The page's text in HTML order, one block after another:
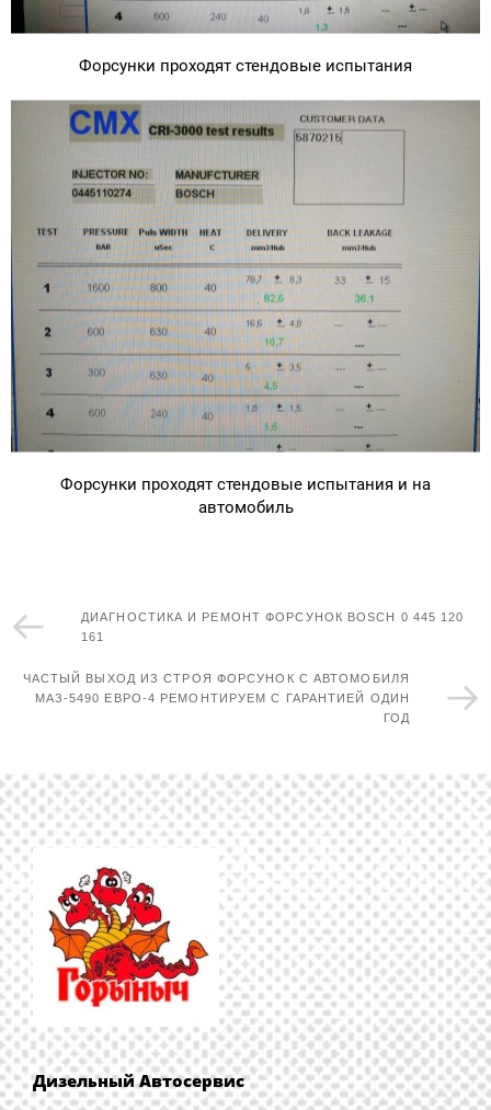
Форсунки проходят стендовые испытания
Форсунки проходят стендовые испытания и на
автомобиль
ДИАГНОСТИКА И РЕМОНТ ФОРСУНОК BOSCH 0 445 120
161
ЧАСТЫЙ ВЫХОД ИЗ СТРОЯ ФОРСУНОК С АВТОМОБИЛЯ
МАЗ-5490 ЕВРО-4 РЕМОНТИРУЕМ С ГАРАНТИЕЙ ОДИН
ГОД
Дизельный Автосервис